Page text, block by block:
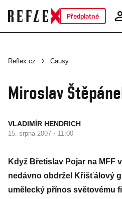
Předplatné
Reflex.cz Causy
Miroslav
VLADIMÍR HENDRICH
15. srpna 2007 · 11:00
Když Břetislav Pojar na MFF
nedávno obdržel Křišťálový
umělecký přínos světovému